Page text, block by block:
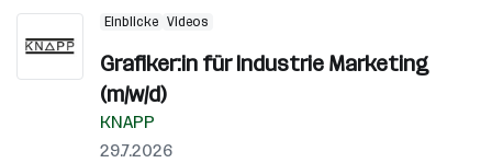
Einblicke Videos
Grafiker:in für Industrie Marketing
(m/w/d)
KNAPP
29.7.2026